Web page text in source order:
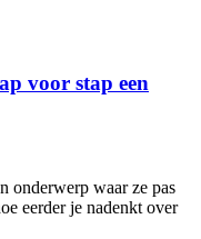
voor stap een
onderwerp waar ze pas
eerder je nadenkt over